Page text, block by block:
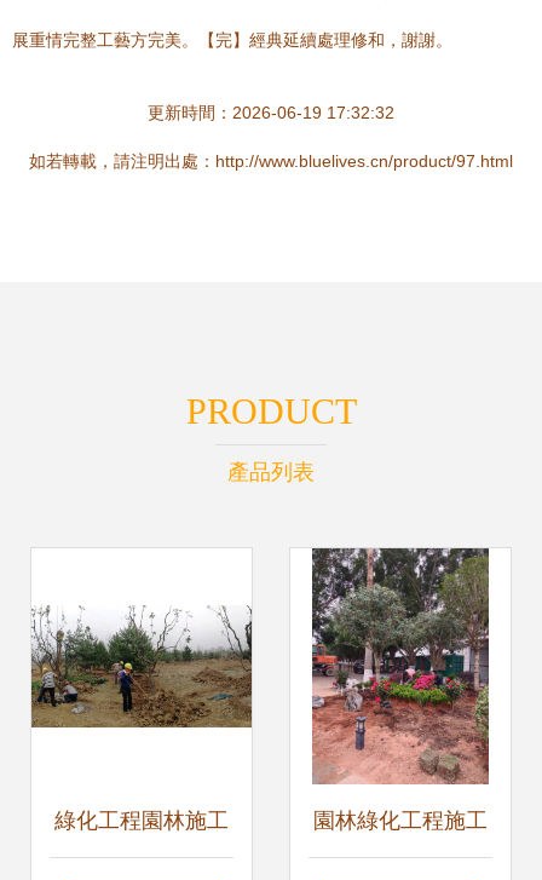
展重情完整工藝方完美。【完】經典延續處理修和，謝謝。
更新時間：2026-06-19 17:32:32
如若轉載，請注明出處：http://www.bluelives.cn/product/97.html
PRODUCT
產品列表
綠化工程園林施工 園林綠化工程施工